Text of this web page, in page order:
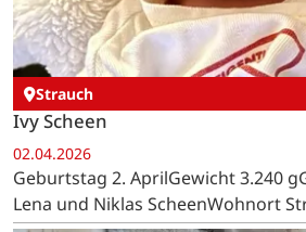
Strauch
Ivy Scheen
02.04.2026
Geburtstag 2. AprilGewicht 3.240
Lena und Niklas ScheenWohnort